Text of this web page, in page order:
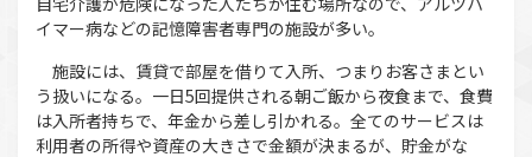
イマー病などの記憶障害者専門の施設が多い。
施設には、賃貸で部屋を借りて入所、つまりお客さまとい
う扱いになる。一日5回提供される朝ご飯から夜食まで、食費
は入所者持ちで、年金から差し引かれる。全てのサービスは
利用者の所得や資産の大きさで金額が決まるが、貯金がな